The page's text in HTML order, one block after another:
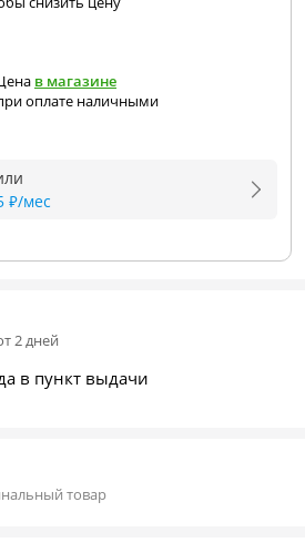
в магазине
оплате наличными
₽/мес
2 дней
в пункт выдачи
товар